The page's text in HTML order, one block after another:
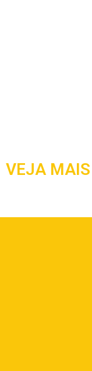
VEJA MAIS